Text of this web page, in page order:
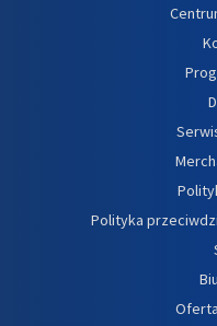
Polityka